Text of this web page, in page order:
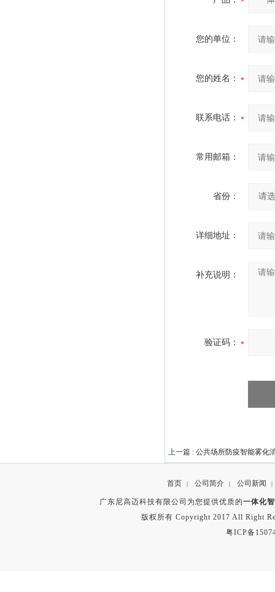
您的单位：
您的姓名：
联系电话：
常用邮箱：
省份：
详细地址：
补充说明：
验证码：
上一篇 : 公共场所防疫智能雾化
首页 | 公司简介 | 公司新闻 |
广东尼高迈科技有限公司为您提供优质的一体化
版权所有 Copyright 2017 All Right
粤ICP备